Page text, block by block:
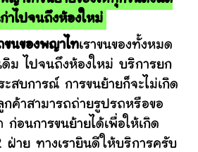
าไปจนถึงห้องใหม่
ขนของพญาไทเราขนของทั้งหมด
ดิม ไปจนถึงห้องใหม่ บริการยก
สบการณ์ การขนย้ายก็จะไม่เกิด
กค้าสามารถถ่ายรูปรถหรือขอ
ก่อนการขนย้ายได้เพื่อให้เกิด
ฝ่าย ทางเรายินดีให้บริการครับ